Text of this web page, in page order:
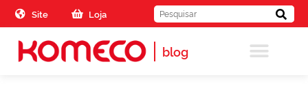
Skip to the content
Site Loja
blog